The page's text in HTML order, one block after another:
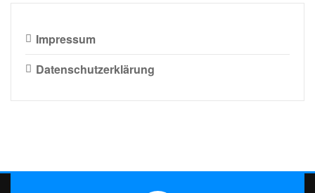
Impressum
Datenschutzerklärung